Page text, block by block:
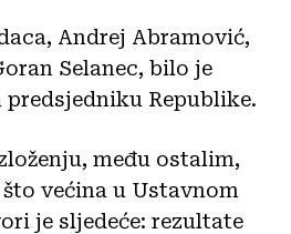
Andrej Abramović,
Selanec, bilo je
Republike.
među ostalim,
većina u Ustavnom
je sljedeće: rezultate